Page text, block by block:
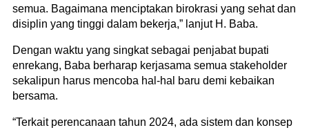
semua. Bagaimana menciptakan birokrasi yang sehat dan
disiplin yang tinggi dalam bekerja,” lanjut H. Baba.
Dengan waktu yang singkat sebagai penjabat bupati
enrekang, Baba berharap kerjasama semua stakeholder
sekalipun harus mencoba hal-hal baru demi kebaikan
bersama.
“Terkait perencanaan tahun 2024, ada sistem dan konsep